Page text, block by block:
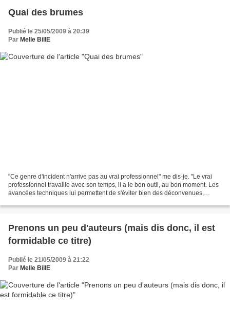
Quai des brumes
Publié le 25/05/2009 à 20:39
Par Melle BillE
"Ce genre d'incident n'arrive pas au vrai professionnel" me dis-je. "Le vrai
professionnel travaille avec son temps, il a le bon outil, au bon moment. Les
avancées techniques lui permettent de s'éviter bien des déconvenues,
Prenons un peu d'auteurs (mais dis donc, il est
formidable ce titre)
Publié le 21/05/2009 à 21:22
Par Melle BillE